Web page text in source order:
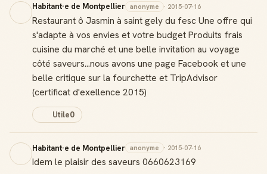
Habitant·e de Montpellier anonyme · 2015-07-16
Restaurant ô Jasmin à saint gely du fesc Une offre qui
s'adapte à vos envies et votre budget Produits frais
cuisine du marché et une belle invitation au voyage
côté saveurs...nous avons une page Facebook et une
belle critique sur la fourchette et TripAdvisor
(certificat d'exellence 2015)
Utile0
Habitant·e de Montpellier anonyme · 2015-07-16
Idem le plaisir des saveurs 0660623169